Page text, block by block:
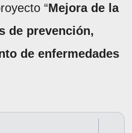
“Mejora de la
de prevención,
de enfermedades